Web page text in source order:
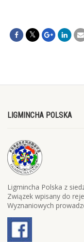
LIGMINCHA POLSKA
Ligmincha Polska z
Związek wpisany do
Wyznaniowych